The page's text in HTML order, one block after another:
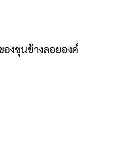
งขุนช้างลอยองค์